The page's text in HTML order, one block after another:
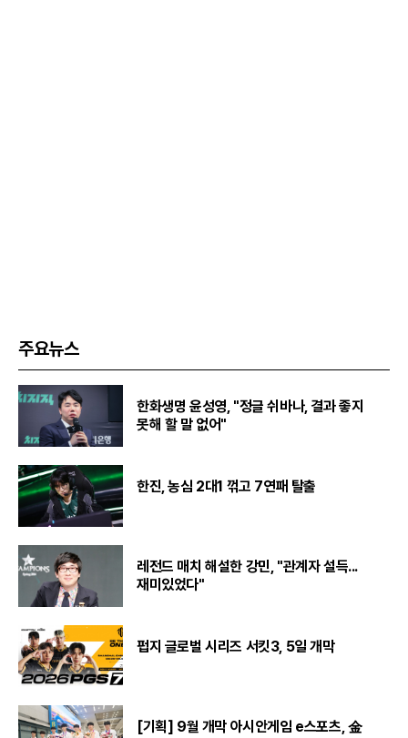
주요뉴스
한화생명 윤성영, "정글 쉬바나, 결과 좋지
못해 할 말 없어"
한진, 농심 2대1 꺾고 7연패 탈출
레전드 매치 해설한 강민, "관계자 설득...
재미있었다"
펍지 글로벌 시리즈 서킷3, 5일 개막
[기획] 9월 개막 아시안게임 e스포츠, 金